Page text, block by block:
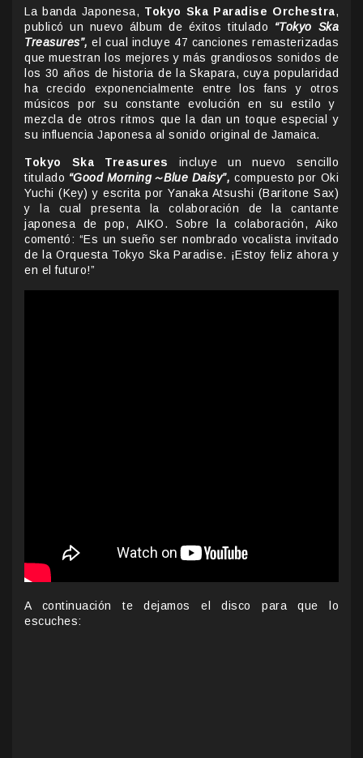
La banda Japonesa, Tokyo Ska Paradise Orchestra,
publicó un nuevo álbum de éxitos titulado “Tokyo Ska
Treasures”, el cual incluye 47 canciones remasterizadas
que muestran los mejores y más grandiosos sonidos de
los 30 años de historia de la Skapara, cuya popularidad
ha crecido exponencialmente entre los fans y otros
músicos por su constante evolución en su estilo y
mezcla de otros ritmos que la dan un toque especial y
su influencia Japonesa al sonido original de Jamaica.
Tokyo Ska Treasures
incluye un nuevo sencillo
titulado “Good Morning～Blue Daisy”, compuesto por Oki
Yuchi (Key) y escrita por Yanaka Atsushi (Baritone Sax)
y la cual presenta la colaboración de la cantante
japonesa de pop, AIKO. Sobre la colaboración, Aiko
comentó: “Es un sueño ser nombrado vocalista invitado
de la Orquesta Tokyo Ska Paradise. ¡Estoy feliz ahora y
en el futuro!”
A continuación te dejamos el disco para que lo
escuches: